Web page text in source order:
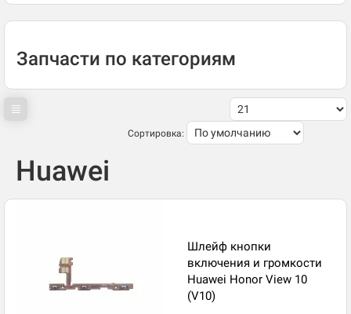
Запчасти по категориям
Сортировка:
Huawei
Шлейф кнопки
включения и громкости
Huawei Honor View 10
(V10)